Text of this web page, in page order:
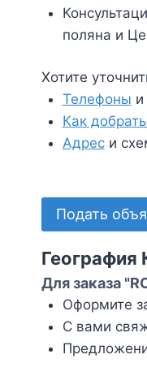
поляна и
Хотите
Телефоны
Как
Адреси
Подать
География
Для заказа
Оформите
С вами